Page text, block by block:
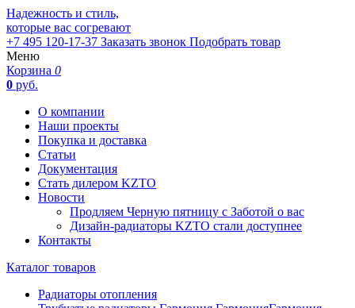
Надежность и стиль,
которые вас согревают
+7 495 120-17-37 Заказать звонок Подобрать товар
Меню
Корзина 0
0 руб.
О компании
Наши проекты
Покупка и доставка
Статьи
Документация
Стать дилером KZTO
Новости
Продляем Черную пятницу с Заботой о вас
Дизайн-радиаторы KZTO стали доступнее
Контакты
Каталог товаров
Радиаторы отопления